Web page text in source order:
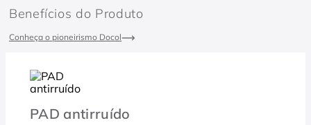
Benefícios do Produto
Conheça o pioneirismo Docol
PAD antirruído